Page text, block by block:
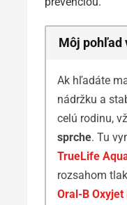
Môj pohľad
Ak hľadáte
nádržku a
celú rodinu,
sprche. Tu
TrueLife
rozsahom
Oral-B Oxyjet